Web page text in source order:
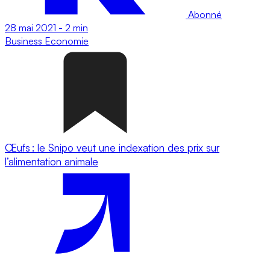
Abonné
28 mai 2021 - 2 min
Business Economie
Œufs : le Snipo veut une indexation des prix sur
l’alimentation animale